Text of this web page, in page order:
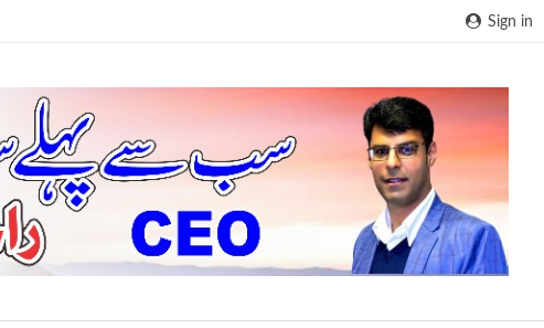
Sign in